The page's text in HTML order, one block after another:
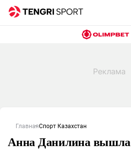
ГлавнаяСпорт Казахстан
Анна Данилина